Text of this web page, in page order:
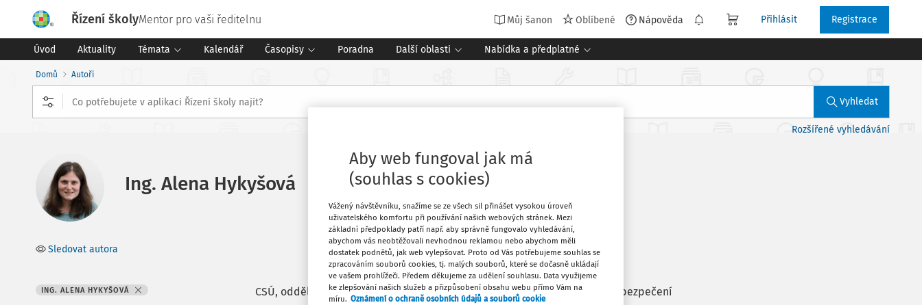
Řízení školyMentor pro vaši ředitelnu Můj šanon Oblíbené Nápověda Přihlásit Registrace
Úvod Aktuality Témata Kalendář Časopisy Poradna Další oblasti Nabídka a předplatné
Domů Autoři
Vyhledat
Rozšířené vyhledávání
Ing. Alena Hykyšová
Sledovat autora
ING. ALENA HYKYŠOVÁ CSÚ, oddělení statistiky vzdělávání, zdravotnictví, kultury a sociálního zabezpečení
Aby web fungoval jak má
(souhlas s cookies)
Vážený návštěvníku, snažíme se ze všech sil přinášet vysokou úroveň
uživatelského komfortu při používání našich webových stránek. Mezi
základní předpoklady patří např. aby správně fungovalo vyhledávání,
abychom vás neobtěžovali nevhodnou reklamou nebo abychom měli
dostatek podnětů, jak web vylepšovat. Proto od Vás potřebujeme souhlas se
zpracováním souborů cookies, tj. malých souborů, které se dočasně ukládají
ve vašem prohlížeči. Předem děkujeme za udělení souhlasu. Data využijeme
ke zlepšování našich služeb a přizpůsobení obsahu webu přímo Vám na
míru. Oznámení o ochraně osobních údajů a souborů cookie